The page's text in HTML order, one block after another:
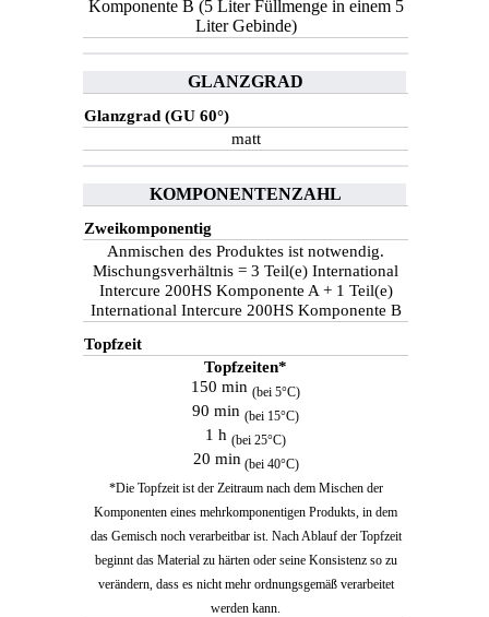
Komponente B (5 Liter Füllmenge in einem 5
Liter Gebinde)
GLANZGRAD
Glanzgrad (GU 60°)
matt
KOMPONENTENZAHL
Zweikomponentig
Anmischen des Produktes ist notwendig.
Mischungsverhältnis = 3 Teil(e) International
Intercure 200HS Komponente A + 1 Teil(e)
International Intercure 200HS Komponente B
Topfzeit
Topfzeiten*
150 min (bei 5°C)
90 min (bei 15°C)
1 h (bei 25°C)
20 min(bei 40°C)
*Die Topfzeit ist der Zeitraum nach dem Mischen der
Komponenten eines mehrkomponentigen Produkts, in dem
das Gemisch noch verarbeitbar ist. Nach Ablauf der Topfzeit
beginnt das Material zu härten oder seine Konsistenz so zu
verändern, dass es nicht mehr ordnungsgemäß verarbeitet
werden kann.